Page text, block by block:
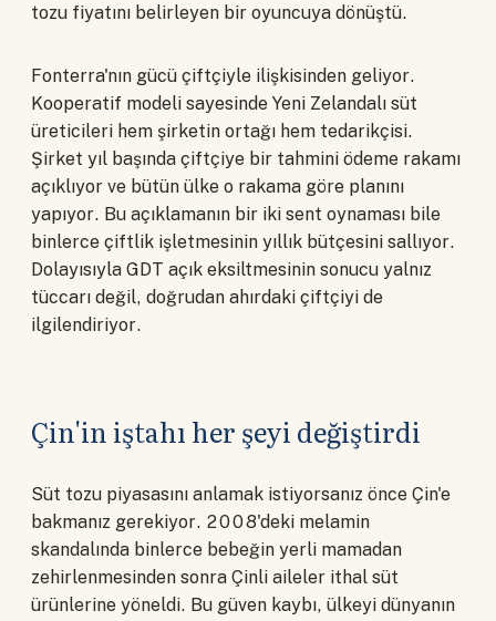
tozu fiyatını belirleyen bir oyuncuya dönüştü.
Fonterra'nın gücü çiftçiyle ilişkisinden geliyor.
Kooperatif modeli sayesinde Yeni Zelandalı süt
üreticileri hem şirketin ortağı hem tedarikçisi.
Şirket yıl başında çiftçiye bir tahmini ödeme rakamı
açıklıyor ve bütün ülke o rakama göre planını
yapıyor. Bu açıklamanın bir iki sent oynaması bile
binlerce çiftlik işletmesinin yıllık bütçesini sallıyor.
Dolayısıyla GDT açık eksiltmesinin sonucu yalnız
tüccarı değil, doğrudan ahırdaki çiftçiyi de
ilgilendiriyor.
Çin'in iştahı her şeyi değiştirdi
Süt tozu piyasasını anlamak istiyorsanız önce Çin'e
bakmanız gerekiyor. 2008'deki melamin
skandalında binlerce bebeğin yerli mamadan
zehirlenmesinden sonra Çinli aileler ithal süt
ürünlerine yöneldi. Bu güven kaybı, ülkeyi dünyanın